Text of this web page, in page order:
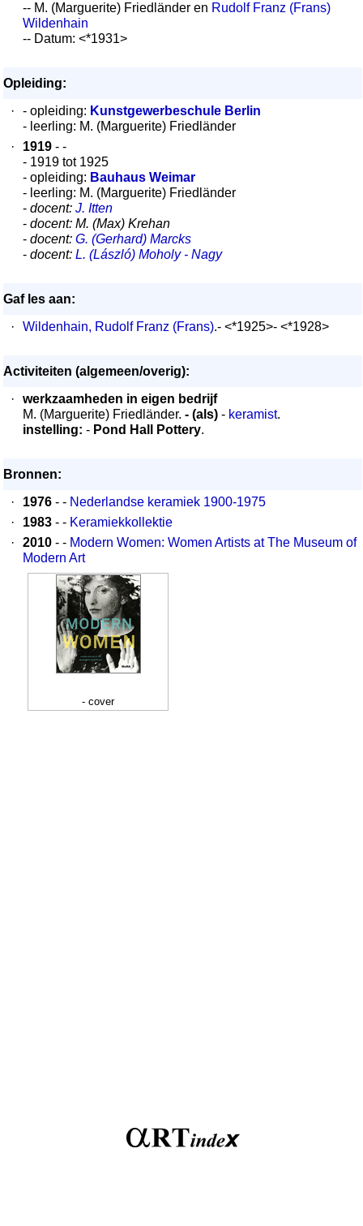
-- M. (Marguerite) Friedländer en Rudolf Franz (Frans)
Wildenhain
-- Datum: <*1931>
Opleiding:
·
- opleiding: Kunstgewerbeschule Berlin
- leerling: M. (Marguerite) Friedländer
·
1919 - -
- 1919 tot 1925
- opleiding: Bauhaus Weimar
- leerling: M. (Marguerite) Friedländer
- docent: J. Itten
- docent: M. (Max) Krehan
- docent: G. (Gerhard) Marcks
- docent: L. (László) Moholy - Nagy
Gaf les aan:
·
Wildenhain, Rudolf Franz (Frans).- <*1925>- <*1928>
Activiteiten (algemeen/overig):
·
werkzaamheden in eigen bedrijf
M. (Marguerite) Friedländer. - (als) - keramist.
instelling: - Pond Hall Pottery.
Bronnen:
·
1976 - - Nederlandse keramiek 1900-1975
·
1983 - - Keramiekkollektie
·
2010 - - Modern Women: Women Artists at The Museum of
Modern Art
- cover